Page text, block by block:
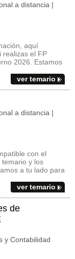
a distancia |
aquí
realizas el FP
2026. Estamos
ver temario
a distancia |
con el
y los
a tu lado para
ver temario
de
y Contabilidad